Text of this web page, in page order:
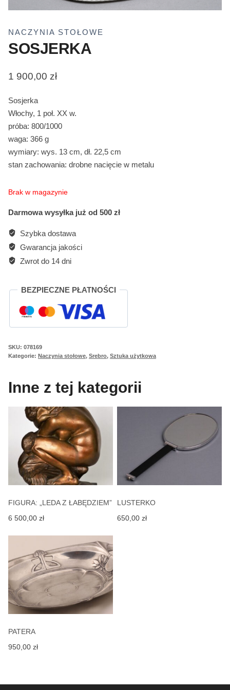
NACZYNIA STOŁOWE
SOSJERKA
1 900,00 zł
Sosjerka
Włochy, 1 poł. XX w.
próba: 800/1000
waga: 366 g
wymiary: wys. 13 cm, dł. 22,5 cm
stan zachowania: drobne nacięcie w metalu
Brak w magazynie
Darmowa wysyłka już od 500 zł
Szybka dostawa
Gwarancja jakości
Zwrot do 14 dni
BEZPIECZNE PŁATNOŚCI
SKU: 078169
Kategorie: Naczynia stołowe, Srebro, Sztuka użytkowa
Inne z tej kategorii
FIGURA: „LEDA Z ŁABĘDZIEM”
6 500,00 zł
LUSTERKO
650,00 zł
PATERA
950,00 zł